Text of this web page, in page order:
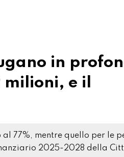
in
e il
77%, mentre quello per le
2025-2028 della